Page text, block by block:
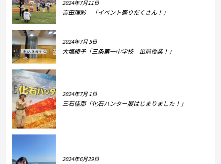
2024年7月11日
吉田理彩 「イベント盛りだくさん！」
2024年7月 5日
大塩綾子「三条第一中学校 出前授業！」
2024年7月 1日
三石佳那「化石ハンター展はじまりました！」
2024年6月29日